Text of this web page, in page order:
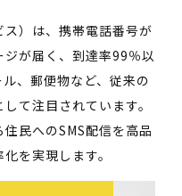
）は、携帯電話番号が
が届く、到達率99％以
、郵便物など、従来の
て注目されています。
住民へのSMS配信を高品
を実現します。